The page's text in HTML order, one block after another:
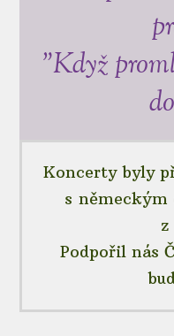
"Když
Koncerty byly
s německým
Podpořil nás